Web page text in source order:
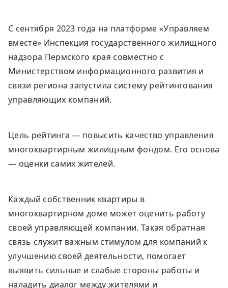
С сентября 2023 года на платформе «Управляем
вместе» Инспекция государственного жилищного
надзора Пермского края совместно с
Министерством информационного развития и
связи региона запустила систему рейтингования
управляющих компаний.
Цель рейтинга — повысить качество управления
многоквартирным жилищным фондом. Его основа
— оценки самих жителей.
Каждый собственник квартиры в
многоквартирном доме может оценить работу
своей управляющей компании. Такая обратная
связь служит важным стимулом для компаний к
улучшению своей деятельности, помогает
выявить сильные и слабые стороны работы и
наладить диалог между жителями и